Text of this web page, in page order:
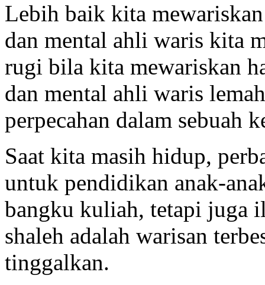
Lebih baik kita
dan mental ahli waris kita
rugi bila kita mewariskan
dan mental ahli waris
perpecahan dalam sebuah
Saat kita masih hidup,
untuk pendidikan anak-
bangku kuliah, tetapi juga
shaleh adalah warisan
tinggalkan.